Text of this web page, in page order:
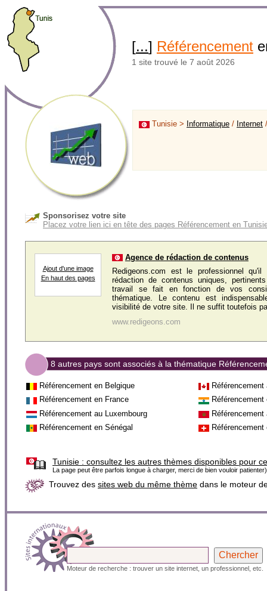
[...] Référencement
1 site trouvé le 7 août 2026
Tunisie > Informatique / Internet
Sponsorisez votre site
Placez votre lien ici en tête des pages Référencement en
Ajout d'une image
En haut des pages
Agence de rédaction de contenus
Redigeons.com est le professionnel
rédaction de contenus uniques,
travail se fait en fonction de vos
thématique. Le contenu est
visibilité de votre site. Il ne suffit toutefois
www.redigeons.com
8 autres pays sont associés à la thématique
Référencement en Belgique
Référencement
Référencement en France
Référencement
Référencement au Luxembourg
Référencement
Référencement en Sénégal
Tunisie : consultez les autres thèmes disponibles pour
La page peut être parfois longue à charger, merci de bien vouloir patienter)
Trouvez des sites web du même thème dans le moteur
Moteur de recherche : trouver un site internet, un professionnel, etc.